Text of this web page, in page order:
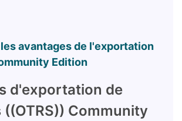
avantages de l'exportation
Edition
d'exportation de
((OTRS)) Community